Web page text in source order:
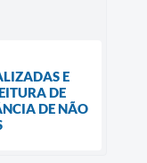
E
DE
DE NÃO